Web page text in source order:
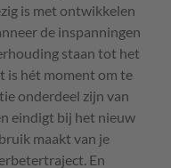
is met ontwikkelen
de inspanningen
staan tot het
is hét moment om te
onderdeel zijn van
eindigt bij het nieuw
maakt van je
En